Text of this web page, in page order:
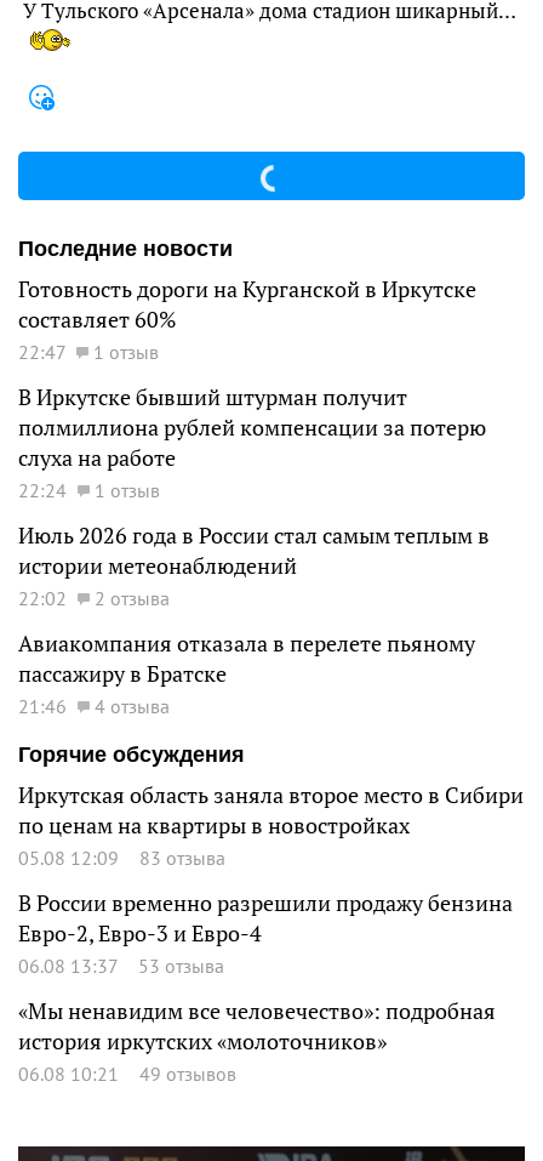
У Тульского «Арсенала» дома стадион шикарный…
Последние новости
Готовность дороги на Курганской в Иркутске
составляет 60%
22:47 1 отзыв
В Иркутске бывший штурман получит
полмиллиона рублей компенсации за потерю
слуха на работе
22:24 1 отзыв
Июль 2026 года в России стал самым теплым в
истории метеонаблюдений
22:02 2 отзыва
Авиакомпания отказала в перелете пьяному
пассажиру в Братске
21:46
4 отзыва
Горячие обсуждения
Иркутская область заняла второе место в Сибири
по ценам на квартиры в новостройках
05.08 12:09 83 отзыва
В России временно разрешили продажу бензина
Евро-2, Евро-3 и Евро-4
06.08 13:37 53 отзыва
«Мы ненавидим все человечество»: подробная
история иркутских «молоточников»
06.08 10:21 49 отзывов